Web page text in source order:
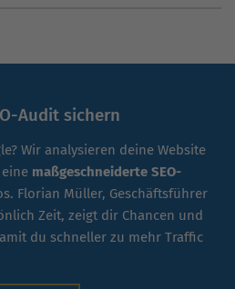
Audit sichern
Wir analysieren deine Website
maßgeschneiderte SEO-
Florian Müller, Geschäftsführer
Zeit, zeigt dir Chancen und
du schneller zu mehr Traffic